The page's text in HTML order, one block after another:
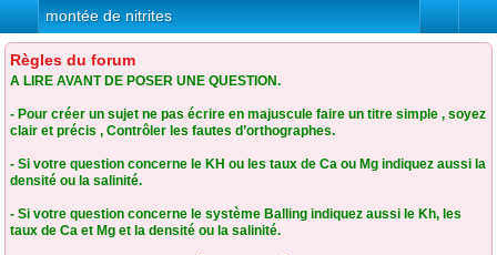
montée de nitrites
Règles du forum
A LIRE AVANT DE POSER UNE QUESTION.
- Pour créer un sujet ne pas écrire en majuscule faire un titre simple , soyez
clair et précis , Contrôler les fautes d’orthographes.
- Si votre question concerne le KH ou les taux de Ca ou Mg indiquez aussi la
densité ou la salinité.
- Si votre question concerne le système Balling indiquez aussi le Kh, les
taux de Ca et Mg et la densité ou la salinité.